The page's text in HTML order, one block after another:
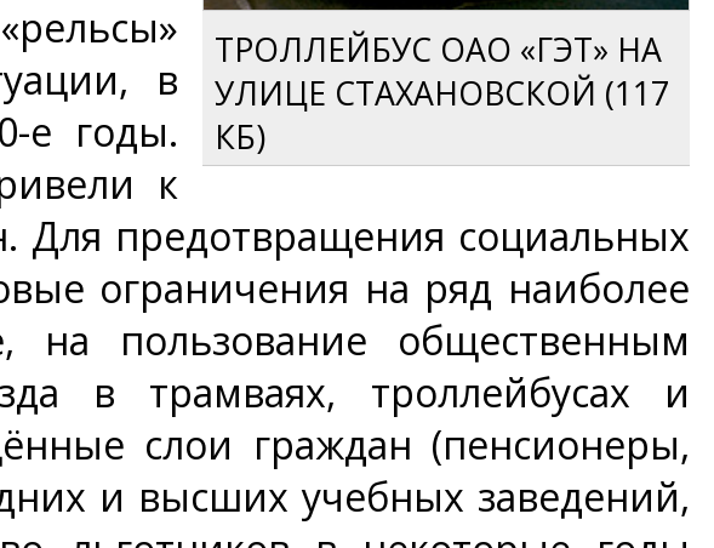
ТРОЛЛЕЙБУС ОАО «ГЭТ» НА
УЛИЦЕ СТАХАНОВСКОЙ (117
КБ)
в
е годы.
к
Для предотвращения социальных
ограничения на ряд наиболее
пользование общественным
в трамваях, троллейбусах и
слои граждан (пенсионеры,
и высших учебных заведений,